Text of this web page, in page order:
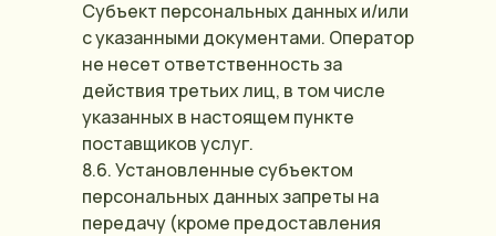
Субъект персональных данных и/или
с указанными документами. Оператор
не несет ответственность за
действия третьих лиц, в том числе
указанных в настоящем пункте
поставщиков услуг.
8.6. Установленные субъектом
персональных данных запреты на
передачу (кроме предоставления